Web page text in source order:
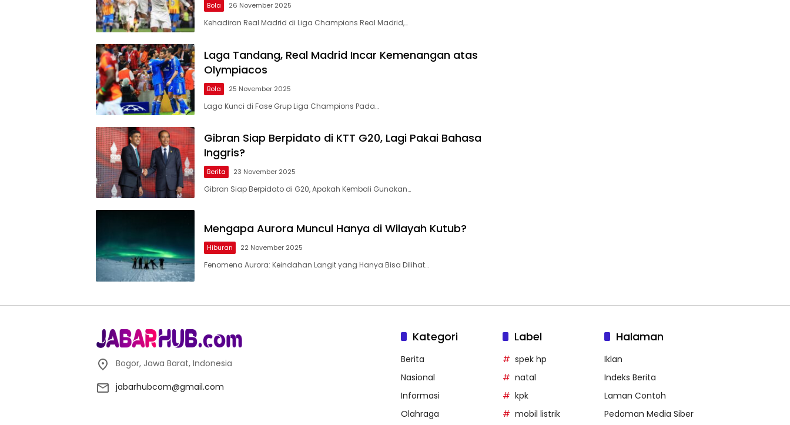
Bola 26 November 2025
Kehadiran Real Madrid di Liga Champions Real Madrid,…
Laga Tandang, Real Madrid Incar Kemenangan atas
Olympiacos
Bola 25 November 2025
Laga Kunci di Fase Grup Liga Champions Pada…
Gibran Siap Berpidato di KTT G20, Lagi Pakai Bahasa
Inggris?
Berita 23 November 2025
Gibran Siap Berpidato di G20, Apakah Kembali Gunakan…
Mengapa Aurora Muncul Hanya di Wilayah Kutub?
Hiburan 22 November 2025
Fenomena Aurora: Keindahan Langit yang Hanya Bisa Dilihat…
Bogor, Jawa Barat, Indonesia
jabarhubcom@gmail.com
Kategori
Berita
Nasional
Informasi
Olahraga
Label
spek hp
natal
kpk
mobil listrik
Halaman
Iklan
Indeks Berita
Laman Contoh
Pedoman Media Siber